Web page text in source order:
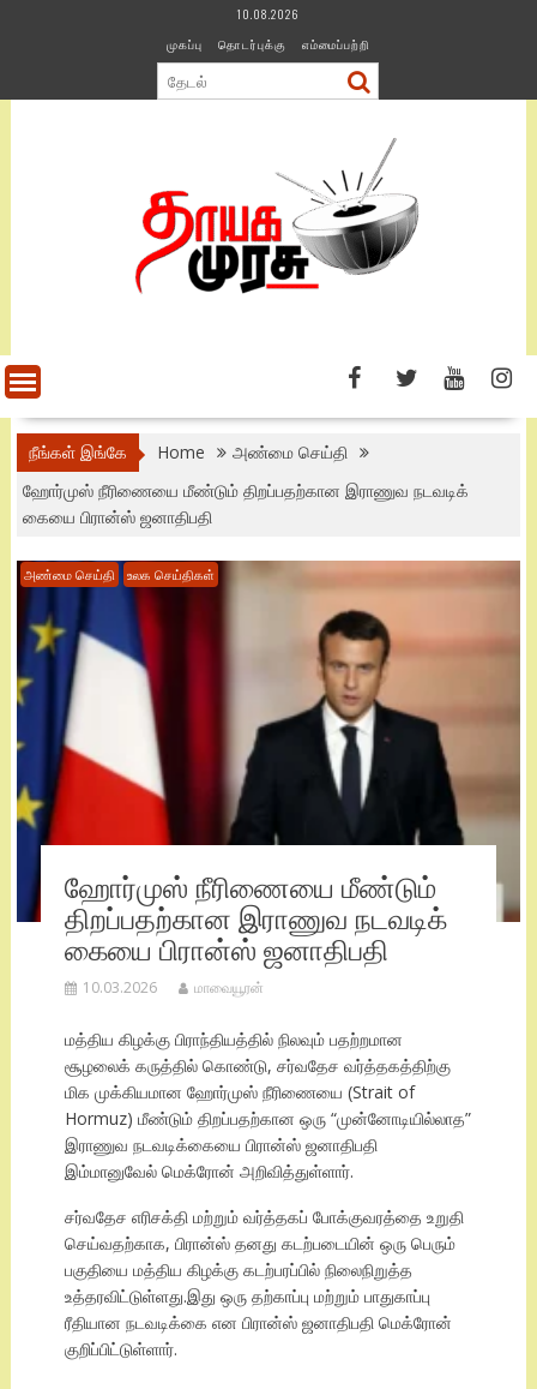
10.08.2026
முகப்பு
தொடர்புக்கு எம்மைப்பற்றி
நீங்கள் இங்கே Home
அண்மை செய்தி
ஹோர்முஸ் நீரிணையை மீண்டும் திறப்பதற்கான இராணுவ நடவடிக்
கையை பிரான்ஸ் ஜனாதிபதி
அண்மை செய்தி உலக செய்திகள்
ஹோர்முஸ் நீரிணையை மீண்டும்
திறப்பதற்கான இராணுவ நடவடிக்
கையை பிரான்ஸ் ஜனாதிபதி
10.03.2026 மாவையூரன்
மத்திய கிழக்கு பிராந்தியத்தில் நிலவும் பதற்றமான
சூழலைக் கருத்தில் கொண்டு, சர்வதேச வர்த்தகத்திற்கு
மிக முக்கியமான ஹோர்முஸ் நீரிணையை (Strait of
Hormuz) மீண்டும் திறப்பதற்கான ஒரு “முன்னோடியில்லாத”
இராணுவ நடவடிக்கையை பிரான்ஸ் ஜனாதிபதி
இம்மானுவேல் மெக்ரோன் அறிவித்துள்ளார்.
சர்வதேச எரிசக்தி மற்றும் வர்த்தகப் போக்குவரத்தை உறுதி
செய்வதற்காக, பிரான்ஸ் தனது கடற்படையின் ஒரு பெரும்
பகுதியை மத்திய கிழக்கு கடற்பரப்பில் நிலைநிறுத்த
உத்தரவிட்டுள்ளது.இது ஒரு தற்காப்பு மற்றும் பாதுகாப்பு
ரீதியான நடவடிக்கை என பிரான்ஸ் ஜனாதிபதி மெக்ரோன்
குறிப்பிட்டுள்ளார்.